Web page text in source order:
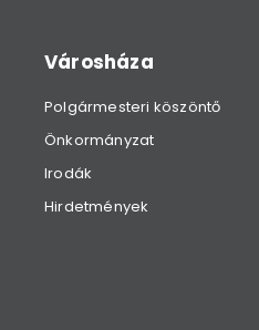
Városháza
Polgármesteri köszöntő
Önkormányzat
Irodák
Hirdetmények